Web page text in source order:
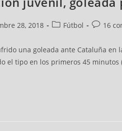
28, 2018 Fútbol 16
una goleada ante Cataluña en
el tipo en los primeros 45